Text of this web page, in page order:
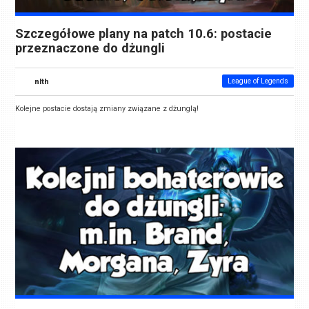
Szczegółowe plany na patch 10.6: postacie
przeznaczone do dżungli
nlth League of Legends
Kolejne postacie dostają zmiany związane z dżunglą!